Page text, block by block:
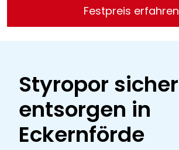
o
Festpreis erfahren
Styropor sicher
entsorgen in
Eckernförde